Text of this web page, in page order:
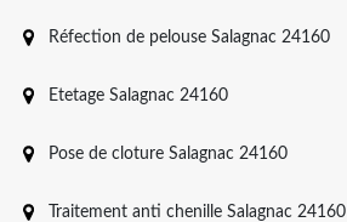
Réfection de pelouse Salagnac 24160
Etetage Salagnac 24160
Pose de cloture Salagnac 24160
Traitement anti chenille Salagnac 24160